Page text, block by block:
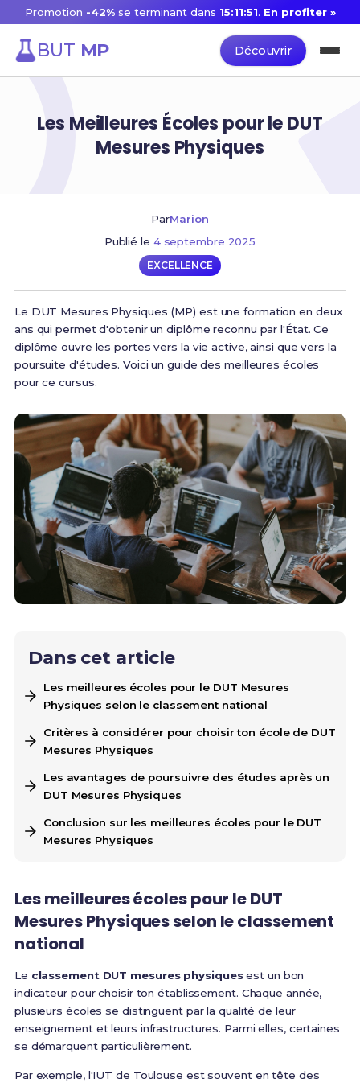
Promotion -42%se terminant dans 15:11:51. En profiter »
BUT MP Découvrir
Les Meilleures Écoles pour le DUT
Mesures Physiques
ParMarion
Publié le 4 septembre 2025
EXCELLENCE
Le DUT Mesures Physiques (MP) est une formation en deux
ans qui permet d'obtenir un diplôme reconnu par l'État. Ce
diplôme ouvre les portes vers la vie active, ainsi que vers la
poursuite d'études. Voici un guide des meilleures écoles
pour ce cursus.
Dans cet article
Les meilleures écoles pour le DUT Mesures
Physiques selon le classement national
Critères à considérer pour choisir ton école de DUT
Mesures Physiques
Les avantages de poursuivre des études après un
DUT Mesures Physiques
Conclusion sur les meilleures écoles pour le DUT
Mesures Physiques
Les meilleures écoles pour le DUT
Mesures Physiques selon le classement
national
Le classement DUT mesures physiquesest un bon
indicateur pour choisir ton établissement. Chaque année,
plusieurs écoles se distinguent par la qualité de leur
enseignement et leurs infrastructures. Parmi elles, certaines
se démarquent particulièrement.
Par exemple, l'IUT de Toulouse est souvent en tête des